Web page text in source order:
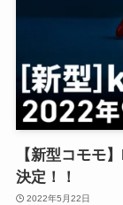
【新型コモモ
決定！！
2022年5月22日